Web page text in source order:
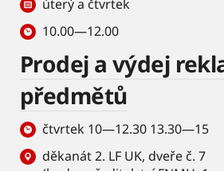
úterý a čtvrtek
10.00—12.00
Prodej a výdej
předmětů
čtvrtek 10—12.30 13.30—15
děkanát 2. LF UK, dveře č. 7